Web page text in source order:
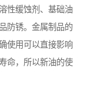
性缓蚀剂、基础油
防锈。金属制品的
使用可以直接影响
命，所以新油的使